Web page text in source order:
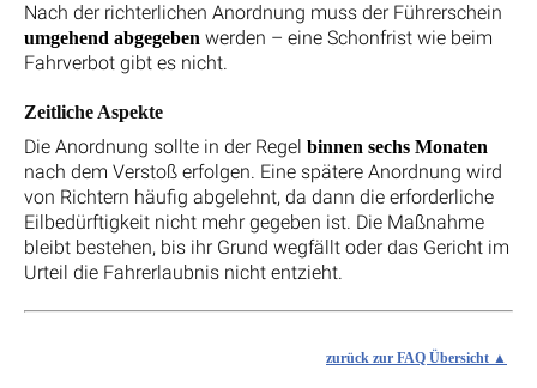
Nach der richterlichen Anordnung muss der Führerschein
umgehend abgegeben werden – eine Schonfrist wie beim
Fahrverbot gibt es nicht.
Zeitliche Aspekte
Die Anordnung sollte in der Regel binnen sechs Monaten
nach dem Verstoß erfolgen. Eine spätere Anordnung wird
von Richtern häufig abgelehnt, da dann die erforderliche
Eilbedürftigkeit nicht mehr gegeben ist. Die Maßnahme
bleibt bestehen, bis ihr Grund wegfällt oder das Gericht im
Urteil die Fahrerlaubnis nicht entzieht.
zurück zur FAQ Übersicht